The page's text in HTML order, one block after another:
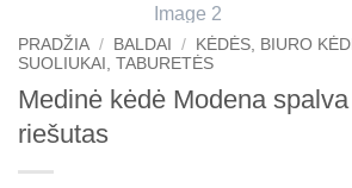
PRADŽIA / BALDAI /
KĖDĖS, BIURO
SUOLIUKAI, TABURETĖS
Medinė kėdė Modena
riešutas